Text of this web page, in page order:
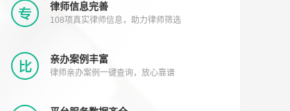
律师信息完善
108项真实律师信息，助力律师筛选
亲办案例丰富
律师亲办案例一键查询，放心靠谱